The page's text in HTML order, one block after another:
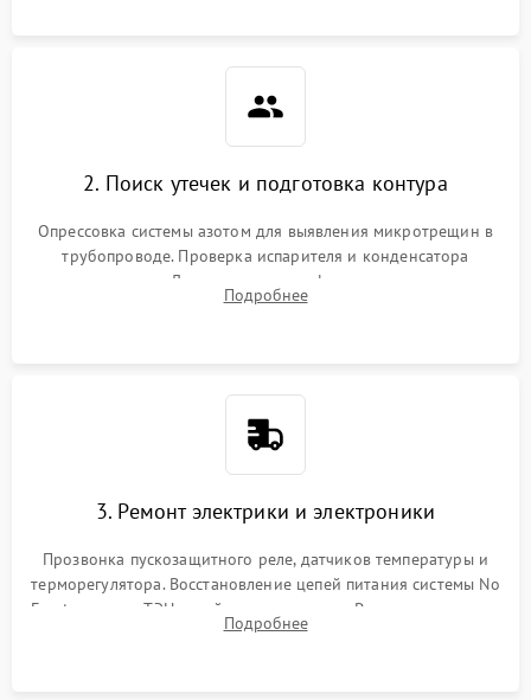
2. Поиск утечек и подготовка контура
Опрессовка системы азотом для выявления микротрещин в
трубопроводе. Проверка испарителя и конденсатора
течеискателем. Демонтаж старого фильтра-осушителя и
продувка капиллярной трубки для устранения засоров.
Подробнее
3. Ремонт электрики и электроники
Прозвонка пускозащитного реле, датчиков температуры и
терморегулятора. Восстановление цепей питания системы No
Frost, включая ТЭН оттайки и вентилятор. Ремонт или замена
платы управления при сбоях алгоритмов.
Подробнее